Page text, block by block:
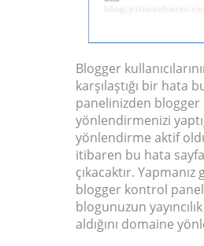
Blogger
karşılaştığı bir hata
panelinizden
yönlendirmenizi
yönlendirme aktif
itibaren bu hata
çıkacaktır.
blogger kontrol
blogunuzun
aldığını domaine